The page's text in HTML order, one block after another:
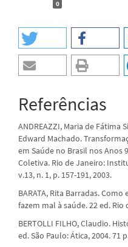
0
Referências
ANDREAZZI, Maria de Fátima
Edward Machado.
em Saúde no Brasil nos Anos
Coletiva. Rio de Janeiro:
v.13, n. 1, p. 157-191, 2003.
BARATA, Rita Barradas.
fazem mal à saúde. 22 ed. Rio
BERTOLLI FILHO, Claudio.
ed. São Paulo: Ática, 2004. 71